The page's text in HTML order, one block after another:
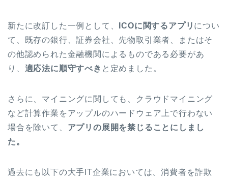
新たに改訂した一例として、 ICOに関するアプリ につい
て、既存の銀行、証券会社、先物取引業者、またはそ
の他認められた金融機関によるものである必要があ
り、 適応法に順守すべき と定めました。
さらに、マイニングに関しても、クラウドマイニング
など計算作業をアップルのハードウェア上で行わない
場合を除いて、 アプリの展開を禁じることにしまし
た。
過去にも以下の大手IT企業においては、消費者を詐欺